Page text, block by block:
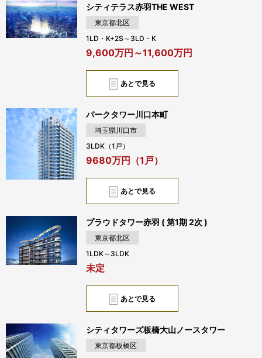
あとで見る
シティテラス赤羽THE WEST
東京都北区
1LD・K+2S～3LD・K
9,600万円～11,600万円
あとで見る
パークタワー川口本町
埼玉県川口市
3LDK（1戸）
9680万円（1戸）
あとで見る
プラウドタワー赤羽 ( 第1期 2次 )
東京都北区
1LDK～3LDK
未定
シティタワーズ板橋大山ノースタワー
東京都板橋区